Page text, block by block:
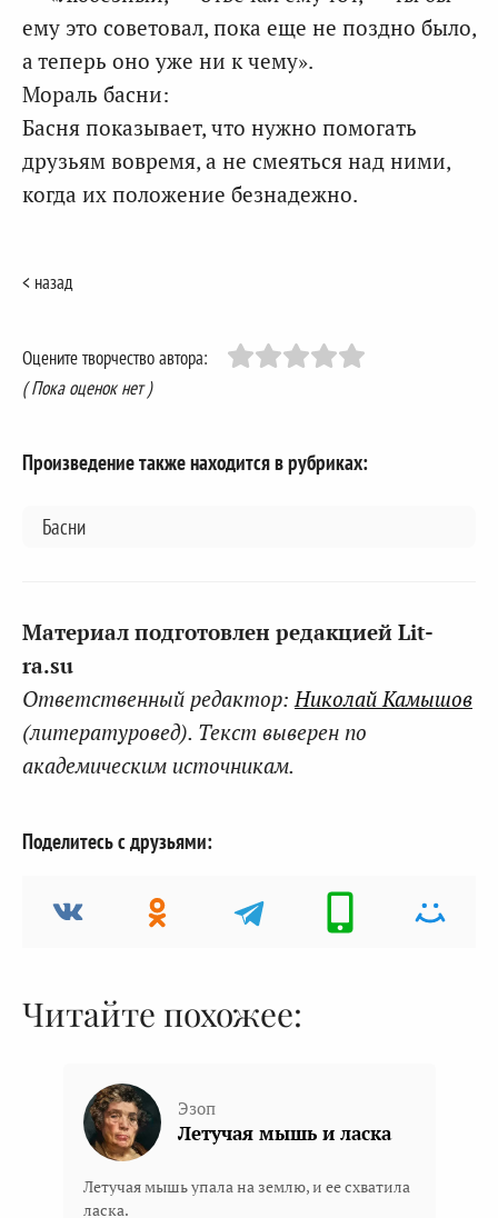
ему это советовал, пока еще не поздно было,
а теперь оно уже ни к чему».
Мораль басни:
Басня показывает, что нужно помогать
друзьям вовремя, а не смеяться над ними,
когда их положение безнадежно.
< назад
Оцените творчество автора:
( Пока оценок нет )
Произведение также находится в рубриках:
Басни
Материал подготовлен редакцией Lit-
ra.su
Ответственный редактор:Николай Камышов
(литературовед). Текст выверен по
академическим источникам.
Поделитесь с друзьями:
Читайте похожее:
Эзоп
Летучая мышь и ласка
Летучая мышь упала на землю, и ее схватила
ласка.